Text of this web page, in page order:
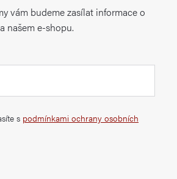
vám budeme zasílat informace o
našem e-shopu.
s podmínkami ochrany osobních